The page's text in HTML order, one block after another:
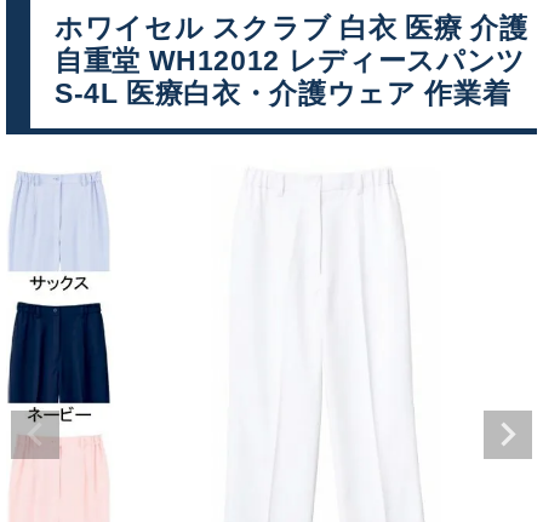
ホワイセル スクラブ 白衣 医療 介護
自重堂 WH12012 レディースパンツ
S-4L 医療白衣・介護ウェア 作業着